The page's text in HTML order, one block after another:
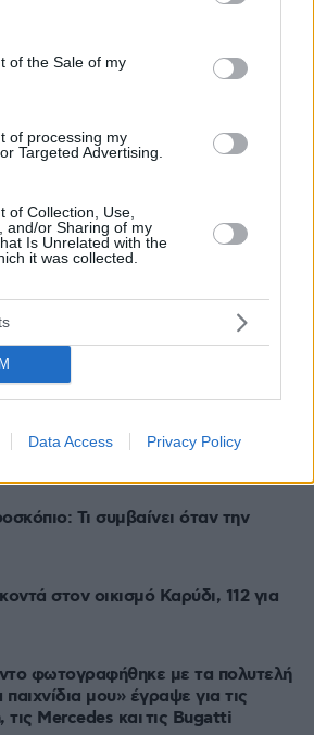
to Google and its third-party tags to
specified purposes in below Google
of the Sale of my
of processing my
Targeted Advertising.
of Collection, Use,
and/or Sharing of my
Is Unrelated with the
it was collected.
Data Access Privacy Policy
δεν τον έχουμε ξαναδεί, οι πιο
που έχουν καταγραφεί ποτέ
ουρανό στη νότια Ρωσία:
τις δέκα πληγές του Φαραώ»
από το Νταγκεστάν
σήμερα η 46χρονη από τη
για τον εμπρησμό στη Marfin
για την Καρυστιανού: Kάποιοι
έδρανα και συνωμοσίες, η
το όνειρο
έλαιο που κρατά μακριά τα
Τι συμβαίνει όταν την
στον οικισμό Καρύδι, 112 για
φωτογραφήθηκε με τα πολυτελή
μου» έγραψε για τις
τις Mercedes και τις Bugatti